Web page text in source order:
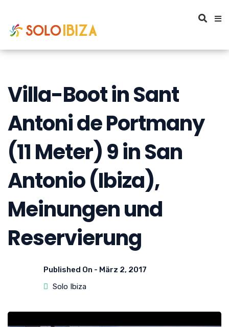
Villa-Boot in Sant
Antoni de Portmany
(11 Meter) 9 in San
Antonio (Ibiza),
Meinungen und
Reservierung
Published On - März 2, 2017
Solo Ibiza